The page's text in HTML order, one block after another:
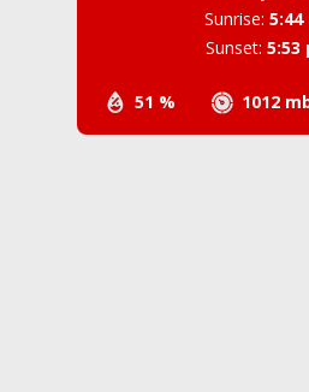
51 % 1012
Sunrise: 5:44
Sunset: 5:53